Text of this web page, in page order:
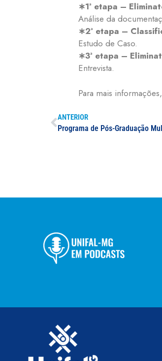
∗1ª etapa –
Análise da
∗2ª etapa –
Estudo de Caso.
∗3ª etapa –
Entrevista.
Para mais
ANTERIOR